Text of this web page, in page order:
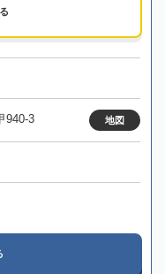
940-3 地図